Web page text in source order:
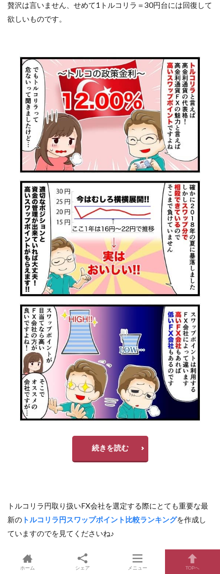
贅沢は言いません、せめて1トルコリラ＝30円台には回復して
欲しいものです。
続きを読む
トルコリラ円取り扱いFX会社を選定する際にとても重要な最
新の トルコリラ円スワップポイント比較ランキングを作成し
ていますのでを見てくださいね♪
ホーム シェア メニュー TOPへ